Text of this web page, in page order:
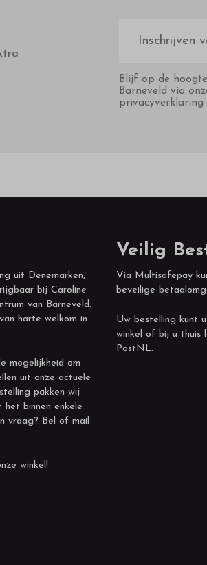
mailadres
Blijf op de
Barneveld via
privacyverklaring
uit Denemarken,
bij Caroline
van Barneveld.
harte welkom in
mogelijkheid om
uit onze actuele
pakken wij
binnen enkele
vraag? Bel of mail
winkel!
Veilig
Via Multisafepay
beveilige
Uw bestelling kunt
winkel of bij u thuis
PostNL.